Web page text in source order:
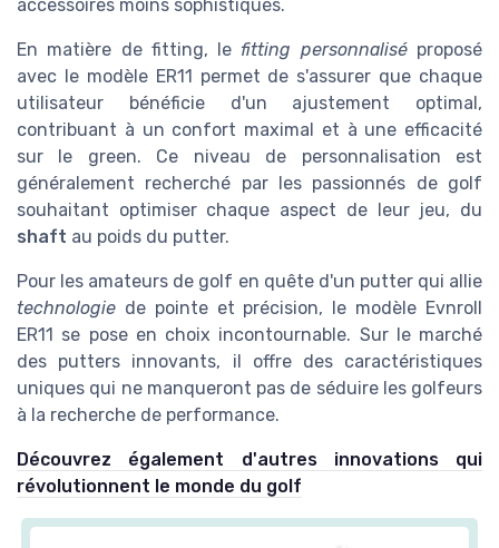
accessoires moins sophistiqués.
En matière de fitting, le fitting personnaliséproposé
avec le modèle ER11 permet de s'assurer que chaque
utilisateur bénéficie d'un ajustement optimal,
contribuant à un confort maximal et à une efficacité
sur le green. Ce niveau de personnalisation est
généralement recherché par les passionnés de golf
souhaitant optimiser chaque aspect de leur jeu, du
shaft au poids du putter.
Pour les amateurs de golf en quête d'un putter qui allie
technologie de pointe et précision, le modèle Evnroll
ER11 se pose en choix incontournable. Sur le marché
des putters innovants, il offre des caractéristiques
uniques qui ne manqueront pas de séduire les golfeurs
à la recherche de performance.
Découvrez également d'autres innovations qui
révolutionnent le monde du golf